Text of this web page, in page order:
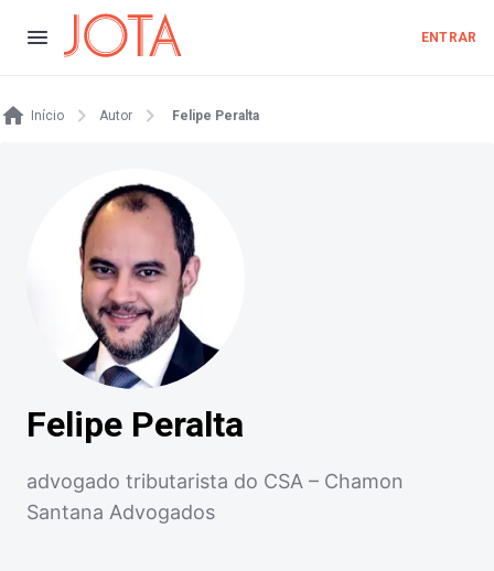
ENTRAR
Início Autor Felipe Peralta
Felipe Peralta
advogado tributarista do CSA – Chamon
Santana Advogados